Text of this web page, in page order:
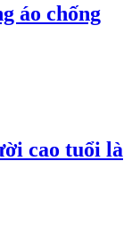
áo chống
cao tuổi là